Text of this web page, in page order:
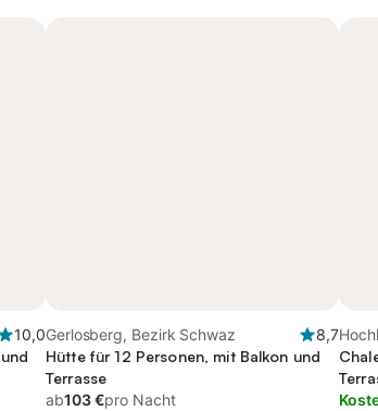
10,0Gerlosberg, Bezirk Schwaz
8,7
Hütte für 12 Personen, mit Balkon und
Terrasse
ab103 €pro Nacht